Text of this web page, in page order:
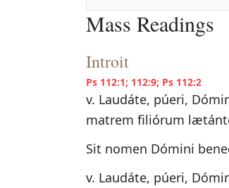
Mass Readings
Introit
Ps 112:1; 112:9; Ps 112:2
v. Laudáte, púeri,
matrem filiórum
Sit nomen Dómini
v. Laudáte, púeri,